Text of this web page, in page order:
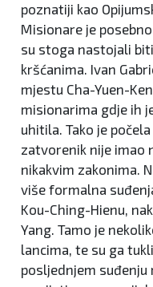
poznatiji kao
Misionare je
su stoga nastojali
kršćanima. Ivan
mjestu Cha-Yuen-
misionarima gdje ih
uhitila. Tako je
zatvorenik nije imao
nikakvim zakonima.
više formalna
Kou-Ching-Hienu,
Yang. Tamo je
lancima, te su ga
posljednjem suđenju